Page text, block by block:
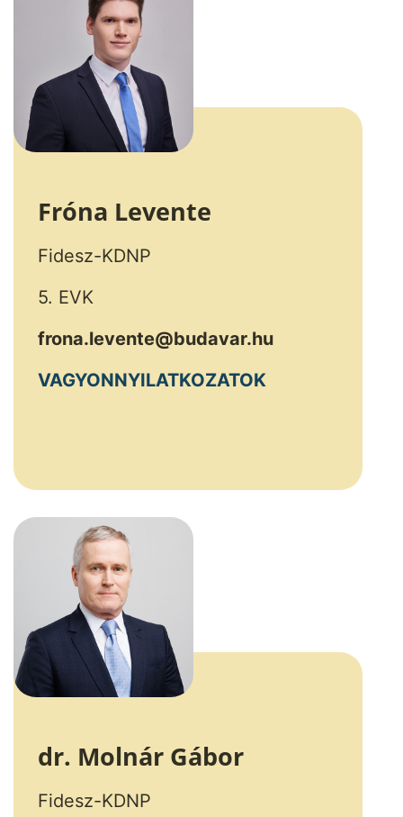
Fróna Levente
Fidesz-KDNP
5. EVK
frona.levente@budavar.hu
VAGYONNYILATKOZATOK
dr. Molnár Gábor
Fidesz-KDNP